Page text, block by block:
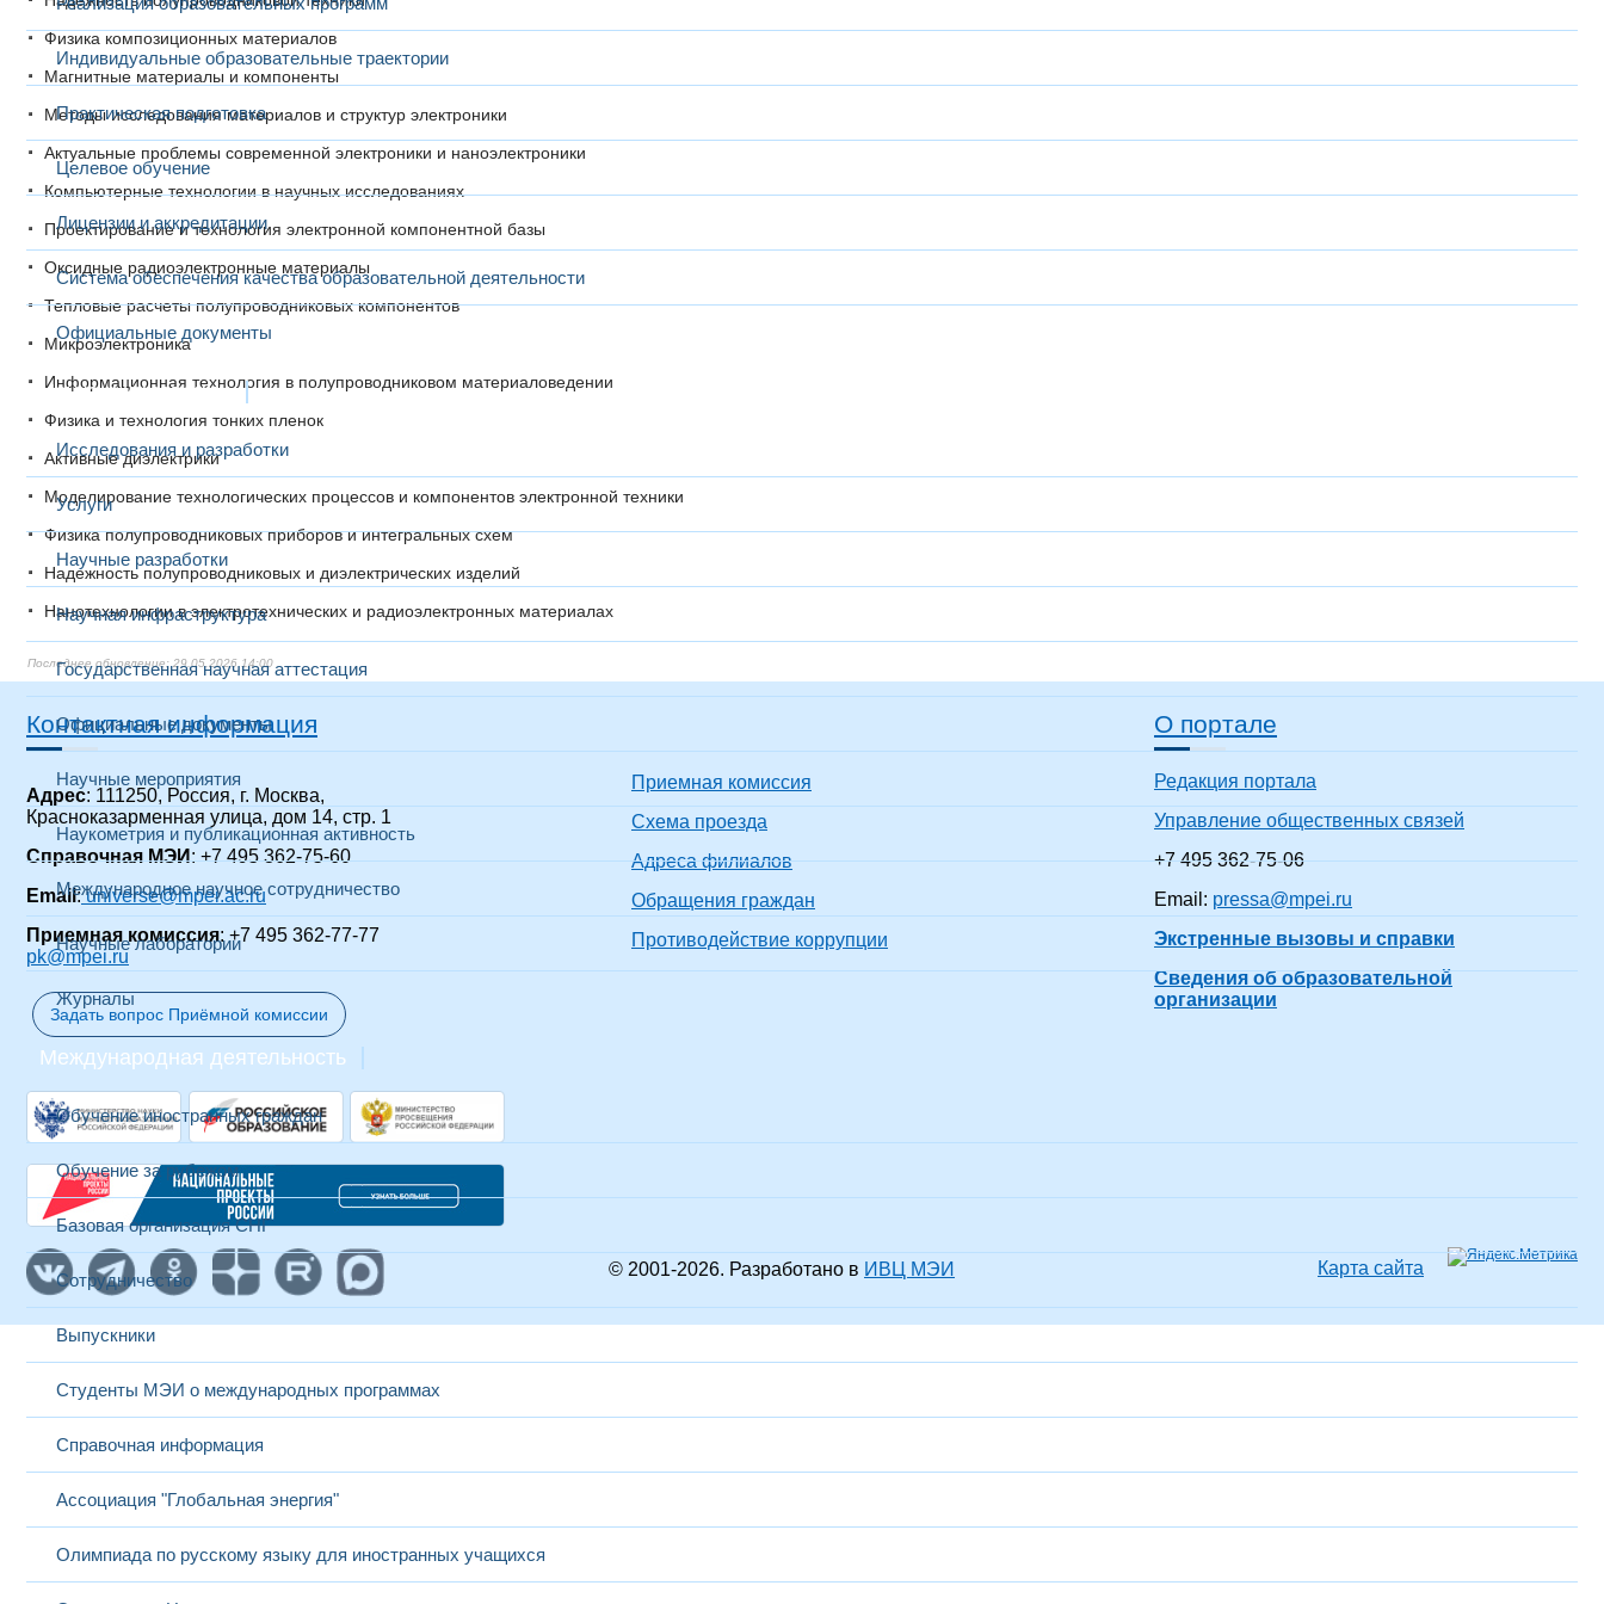
Индивидуальные образовательные траектории
Практическая подготовка
Целевое обучение
Лицензии и аккредитации
Система обеспечения качества образовательной деятельности
Официальные документы
Наука и инновации
Исследования и разработки
Услуги
Научные разработки
Научная инфраструктура
Государственная научная аттестация
Официальные документы
Научные мероприятия
Наукометрия и публикационная активность
Международное научное сотрудничество
Научные лаборатории
Журналы
Международная деятельность
Обучение иностранных граждан
Обучение за рубежом
Базовая организация СНГ
Сотрудничество
Выпускники
Студенты МЭИ о международных программах
Справочная информация
Ассоциация "Глобальная энергия"
Олимпиада по русскому языку для иностранных учащихся
Физика композиционных материалов
Магнитные материалы и компоненты
Методы исследования материалов и структур электроники
Актуальные проблемы современной электроники и наноэлектроники
Компьютерные технологии в научных исследованиях
Проектирование и технология электронной компонентной базы
Оксидные радиоэлектронные материалы
Тепловые расчеты полупроводниковых компонентов
Микроэлектроника
Информационная технология в полупроводниковом материаловедении
Физика и технология тонких пленок
Активные диэлектрики
Моделирование технологических процессов и компонентов электронной техники
Физика полупроводниковых приборов и интегральных схем
Надежность полупроводниковых и диэлектрических изделий
Нанотехнологии в электротехнических и радиоэлектронных материалах​
29.05.2026 14:00
Контактная информация
Адрес: 111250, Россия, г. Москва,
Красноказарменная улица, дом 14, стр. 1
Справочная МЭИ: +7 495 362-75-60
Email:universe@mpei.ac.ru
Приемная комиссия: +7 495 362-77-77
pk@mpei.ru
Задать вопрос Приёмной комиссии
Приемная комиссия
Схема проезда
Адреса филиалов
Обращения граждан
Противодействие коррупции
О портале
Редакция портала
Управление общественных связей
+7 495 362-75-06
Email: pressa@mpei.ru
Экстренные вызовы и справки
Сведения об образовательной
организации
© 2001-2026. Разработано в ИВЦ МЭИ Карта сайта